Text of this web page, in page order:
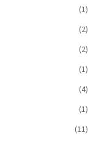
(1)
(2)
(2)
(1)
(4)
(1)
(11)